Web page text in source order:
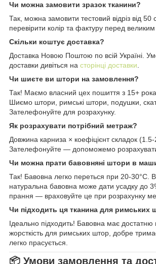
Чи можна замовити зразок тканини?
Так, можна замовити тестовий відріз від
перевірити колір та фактуру перед
Скільки коштує доставка?
Доставка Новою Поштою по всій Україні.
доставки дивіться на сторінці доставки.
Чи шиєте ви штори на замовлення?
Так! Маємо власний цех пошиття з 15+
Шиємо штори, римські штори, подушки,
Зателефонуйте для розрахунку.
Як розрахувати потрібний метраж?
Довжина карниза × коефіцієнт складок
Зателефонуйте — допоможемо
Чи можна прати бавовняні штори в
Так! Бавовна легко переться при 20-30°C.
натуральна бавовна може дати усадку до
прання — враховуйте це при розрахунку
Чи підходить ця тканина для римських
Ідеально підходить! Бавовна має достатню
жорсткість для римських штор, добре
легко прасується.
📦 Умови замовлення та